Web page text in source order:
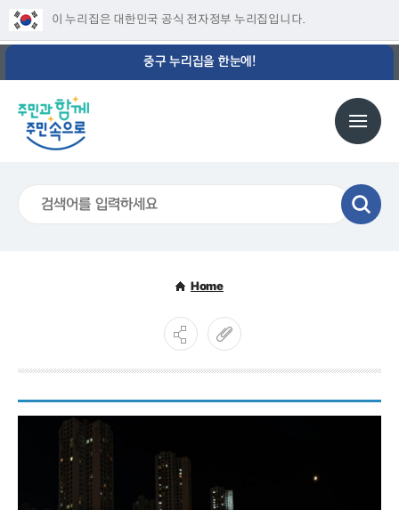
이 누리집은 대한민국 공식 전자정부 누리집입니다.
중구 누리집을 한눈에!
Home